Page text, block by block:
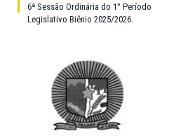
6ª Sessão Ordinária do 1° Período
Legislativo Biênio 2025/2026.